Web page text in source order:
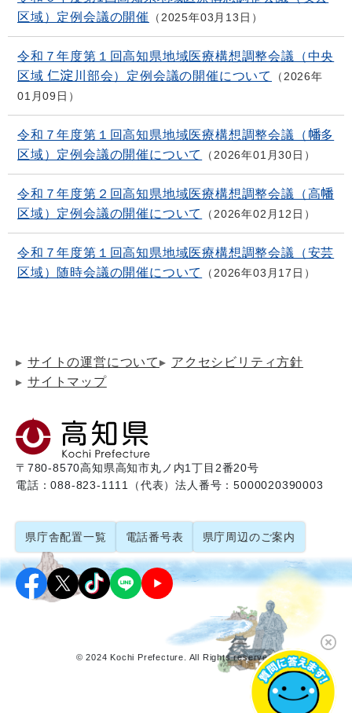
区域）定例会議の開催
2025年03月13日
令和７年度第１回高知県地域医療構想調整会議（中央
区域 仁淀川部会）定例会議の開催について
2026年
01月09日
令和７年度第１回高知県地域医療構想調整会議（幡多
区域）定例会議の開催について
2026年01月30日
令和７年度第２回高知県地域医療構想調整会議（高幡
区域）定例会議の開催について
2026年02月12日
令和７年度第１回高知県地域医療構想調整会議（安芸
区域）随時会議の開催について
2026年03月17日
サイトの運営について
アクセシビリティ方針
サイトマップ
〒780-8570高知県高知市丸ノ内1丁目2番20号
電話：088-823-1111（代表）法人番号：5000020390003
県庁舎配置一覧 電話番号表 県庁周辺のご案内
© 2024 Kochi Prefecture. All Rights reserved.